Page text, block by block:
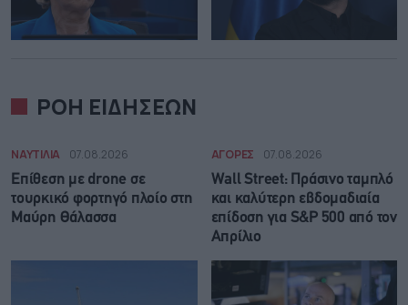
ΡΟΗ ΕΙΔΗΣΕΩΝ
ΝΑΥΤΙΛΙΑ 07.08.2026
Επίθεση με drone σε
τουρκικό φορτηγό πλοίο στη
Μαύρη Θάλασσα
ΑΓΟΡΕΣ 07.08.2026
Wall Street: Πράσινο ταμπλό
και καλύτερη εβδομαδιαία
επίδοση για S&P 500 από τον
Απρίλιο